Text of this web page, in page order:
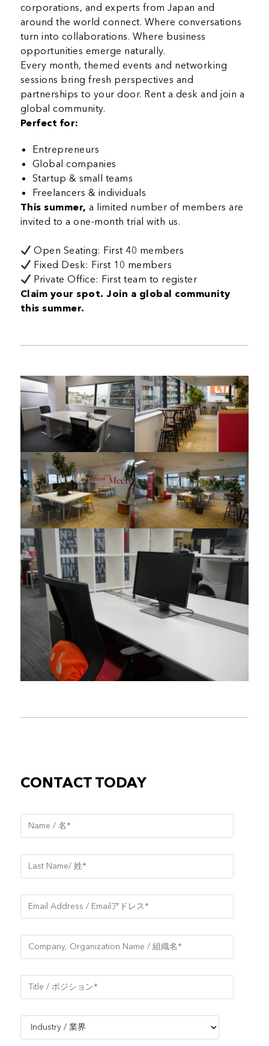
corporations, and experts from Japan and
around the world connect. Where conversations
turn into collaborations. Where business
opportunities emerge naturally.
Every month, themed events and networking
sessions bring fresh perspectives and
partnerships to your door. Rent a desk and join a
global community.
Perfect for:
Entrepreneurs
Global companies
Startup & small teams
Freelancers & individuals
This summer,a limited number of members are
invited to a one-month trial with us.
Open Seating: First 40 members
Fixed Desk: First 10 members
Private Office: First team to register
Claim your spot. Join a global community
this summer.
CONTACT TODAY